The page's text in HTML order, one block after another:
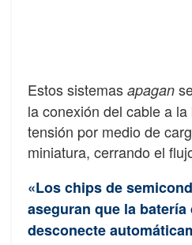
Estos sistemas apagan
la conexión del cable a
tensión por medio de
miniatura, cerrando el
«Los chips de
aseguran que la
desconecte